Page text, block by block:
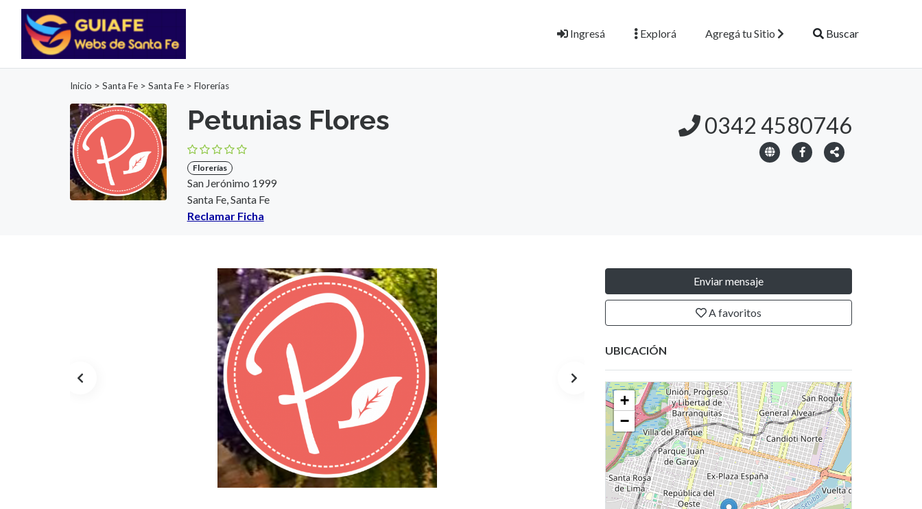
Ingresá Explorá Agregá tu Sitio Buscar
Inicio > Santa Fe > Santa Fe > Florerías
Petunias Flores
Florerías
San Jerónimo 1999
Santa Fe, Santa Fe
Reclamar Ficha
0342 4580746
Enviar mensaje
A favoritos
UBICACIÓN
+
−